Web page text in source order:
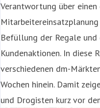
Verantwortung über
Befüllung der Regale
Kundenaktionen. In diese
verschiedenen dm-
Wochen hinein. Damit
und Drogisten kurz vor